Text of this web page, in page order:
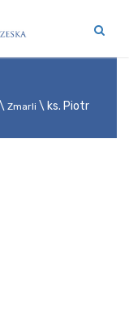
Zmarli
ks. Piotr